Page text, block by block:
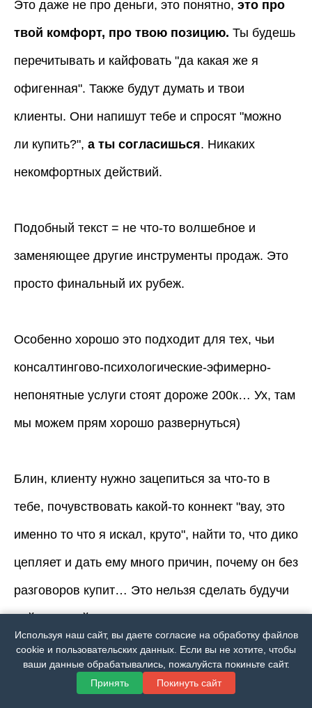
Это даже не про деньги, это понятно, это про
твой комфорт, про твою позицию. Ты будешь
перечитывать и кайфовать "да какая же я
офигенная". Также будут думать и твои
клиенты. Они напишут тебе и спросят "можно
ли купить?", а ты согласишься. Никаких
некомфортных действий.
Подобный текст = не что-то волшебное и
заменяющее другие инструменты продаж. Это
просто финальный их рубеж.
Особенно хорошо это подходит для тех, чьи
консалтингово-психологические-эфимерно-
непонятные услуги стоят дороже 200к… Ух, там
мы можем прям хорошо развернуться)
Блин, клиенту нужно зацепиться за что-то в
тебе, почувствовать какой-то коннект "вау, это
именно то что я искал, круто", найти то, что дико
цепляет и дать ему много причин, почему он без
разговоров купит… Это нельзя сделать будучи
нейтральной…нужно вывалить максимум
себя на бумагуи тупо запустить на это
трафик.. и сходу найдутся те, кому часть того
Используя наш сайт, вы даете согласие на обработку файлов
cookie и пользовательских данных. Если вы не хотите, чтобы
ваши данные обрабатывались, пожалуйста покиньте сайт.
Принять
Покинуть сайт